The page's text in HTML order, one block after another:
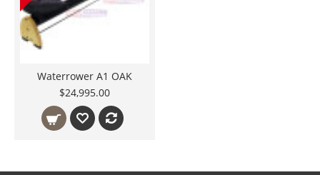
Waterrower A1 OAK
$24,995.00